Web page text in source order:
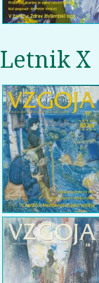
Letnik X